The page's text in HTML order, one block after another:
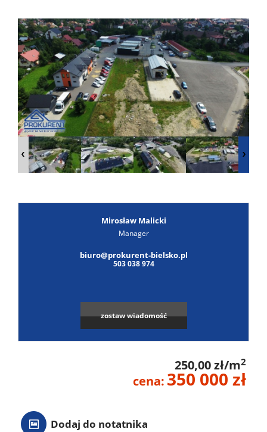
prawne
O
nas
Zgłoś
Zgłoś
ofertę
Mirosław Malicki
Manager
biuro@prokurent-bielsko.pl
503 038 974
zostaw wiadomość
250,00 zł/m2
cena: 350 000 zł
Dodaj do notatnika